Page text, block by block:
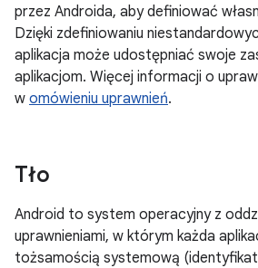
przez Androida, aby definiować
Dzięki zdefiniowaniu
aplikacja może udostępniać swoje
aplikacjom. Więcej informacji o
w omówieniu uprawnień.
Tło
Android to system operacyjny z
uprawnieniami, w którym każda
tożsamością systemową